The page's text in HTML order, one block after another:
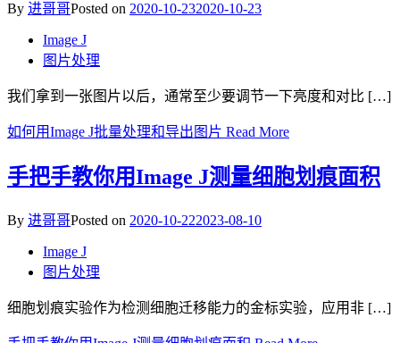
By 进哥哥Posted on 2020-10-232020-10-23
Image J
图片处理
我们拿到一张图片以后，通常至少要调节一下亮度和对比 […]
如何用Image J批量处理和导出图片 Read More
手把手教你用Image J测量细胞划痕面积
By 进哥哥Posted on 2020-10-222023-08-10
Image J
图片处理
细胞划痕实验作为检测细胞迁移能力的金标实验，应用非 […]